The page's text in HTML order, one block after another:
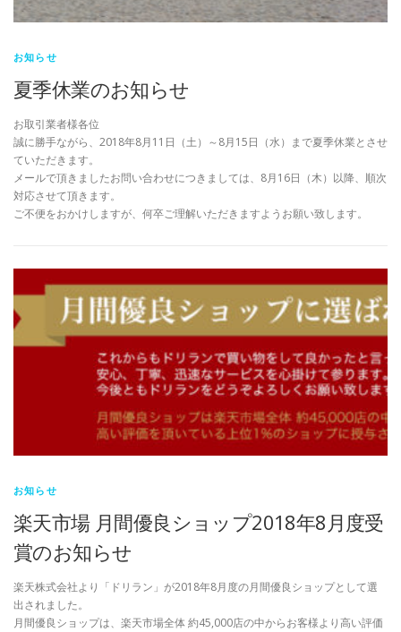
お知らせ
夏季休業のお知らせ
お取引業者様各位
誠に勝手ながら、2018年8月11日（土）～8月15日（水）まで夏季休業とさせ
ていただきます。
メールで頂きましたお問い合わせにつきましては、8月16日（木）以降、順次
対応させて頂きます。
ご不便をおかけしますが、何卒ご理解いただきますようお願い致します。
お知らせ
楽天市場 月間優良ショップ2018年8月度受
賞のお知らせ
楽天株式会社より「ドリラン」が2018年8月度の月間優良ショップとして選
出されました。
月間優良ショップは、楽天市場全体 約45,000店の中からお客様より高い評価